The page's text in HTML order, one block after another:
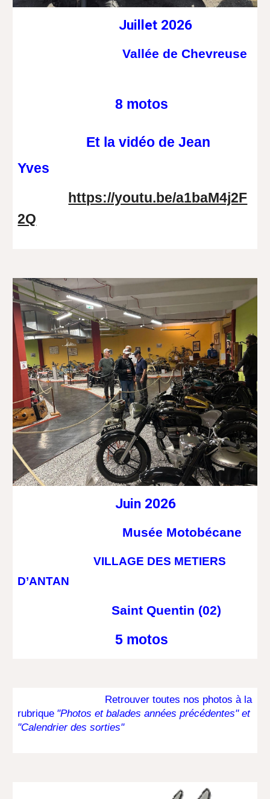
Juillet 2026
Vallée de Chevreuse
8 motos
Et la vidéo de Jean
Yves
https://youtu.be/a1baM4j2F
2Q
Juin 2026
Musée Motobécane
VILLAGE DES METIERS
D’ANTAN
Saint Quentin (02)
5 motos
Retrouver toutes nos photos à la
rubrique "Photoset baladesannées précédentes" et
"Calendrier des sorties"